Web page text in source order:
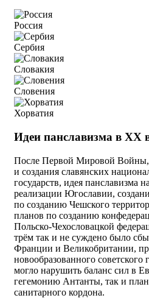
Россия
Сербия
Словакия
Словения
Хорватия
Идеи панславизма в ХХ
После Первой Мировой
и создания славянских
государств, идея панславизма
реализации Югославии,
по созданию Чешского
планов по созданию
Польско-Чехословацкой
трём так и не суждено было
Франции и Великобритании,
новообразованного советского
могло нарушить баланс сил в
гегемонию Антанты, так и
санитарного кордона.